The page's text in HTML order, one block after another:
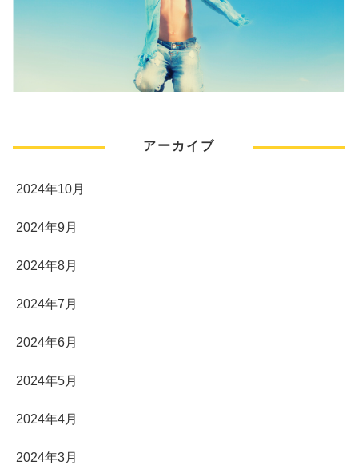
アーカイブ
2024年10月
2024年9月
2024年8月
2024年7月
2024年6月
2024年5月
2024年4月
2024年3月